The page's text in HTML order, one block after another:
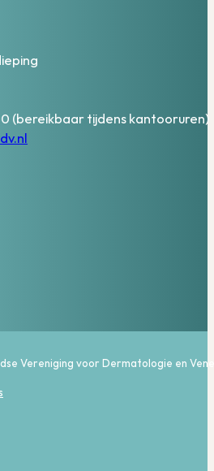
(bereikbaar tijdens kantooruren)
Vereniging voor Dermatologie en